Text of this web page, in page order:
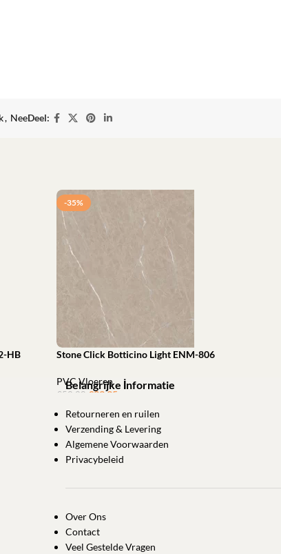
, NeeDeel:
HB
-35%
Stone Click Botticino Light ENM-806
PVC Vloeren
€ 52,28 €33,95
Toevoegen aan winkelwagen
Belangrijke İnformatie
Retourneren en ruilen
Verzending & Levering
Algemene Voorwaarden
Privacybeleid
Over Ons
Contact
Veel Gestelde Vragen